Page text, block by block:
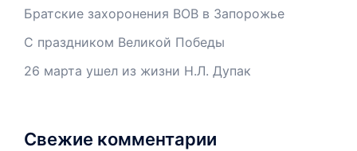
Братские захоронения ВОВ в Запорожье
С праздником Великой Победы
26 марта ушел из жизни Н.Л. Дупак
Свежие комментарии